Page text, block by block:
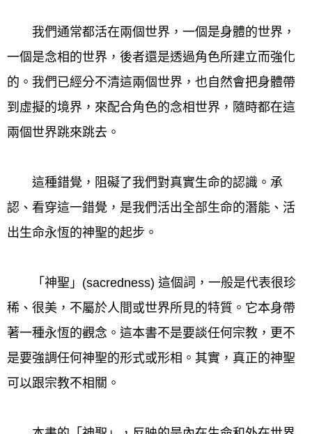
我們通常都活在兩個世界，一個是身體的世界，
一個是念相的世界，後者還是透過角色所建立而強化
的。我們已經分不清這兩個世界，也自然會把身體帶
到虛擬的境界，來配合角色的念相世界，隨時都在這
兩個世界跳來跳去。
這種錯覺，阻礙了我們對真實生命的認識。承
認、看穿這一錯覺，是我們活出全部生命的潛能、活
出生命永恆的神聖的起步。
「神聖」(sacredness) 這個詞，一般是代表很珍
稀、很美，不屬於人間或世界所見的特質。它本身帶
著一種永恆的觀念。這本書不是要談任何宗教，更不
是要強調任何神聖的形式或形相。其實，真正的神聖
可以跟宗教不相關。